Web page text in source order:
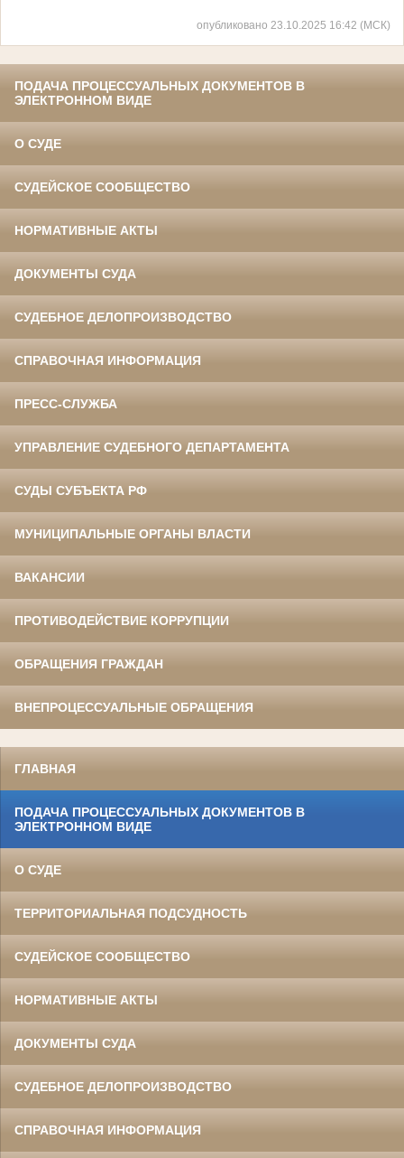
опубликовано 23.10.2025 16:42 (МСК)
ПОДАЧА ПРОЦЕССУАЛЬНЫХ ДОКУМЕНТОВ В
ЭЛЕКТРОННОМ ВИДЕ
О СУДЕ
СУДЕЙСКОЕ СООБЩЕСТВО
НОРМАТИВНЫЕ АКТЫ
ДОКУМЕНТЫ СУДА
СУДЕБНОЕ ДЕЛОПРОИЗВОДСТВО
СПРАВОЧНАЯ ИНФОРМАЦИЯ
ПРЕСС-СЛУЖБА
УПРАВЛЕНИЕ СУДЕБНОГО ДЕПАРТАМЕНТА
СУДЫ СУБЪЕКТА РФ
МУНИЦИПАЛЬНЫЕ ОРГАНЫ ВЛАСТИ
ВАКАНСИИ
ПРОТИВОДЕЙСТВИЕ КОРРУПЦИИ
ОБРАЩЕНИЯ ГРАЖДАН
ВНЕПРОЦЕССУАЛЬНЫЕ ОБРАЩЕНИЯ
ГЛАВНАЯ
ПОДАЧА ПРОЦЕССУАЛЬНЫХ ДОКУМЕНТОВ В
ЭЛЕКТРОННОМ ВИДЕ
О СУДЕ
ТЕРРИТОРИАЛЬНАЯ ПОДСУДНОСТЬ
СУДЕЙСКОЕ СООБЩЕСТВО
НОРМАТИВНЫЕ АКТЫ
ДОКУМЕНТЫ СУДА
СУДЕБНОЕ ДЕЛОПРОИЗВОДСТВО
СПРАВОЧНАЯ ИНФОРМАЦИЯ